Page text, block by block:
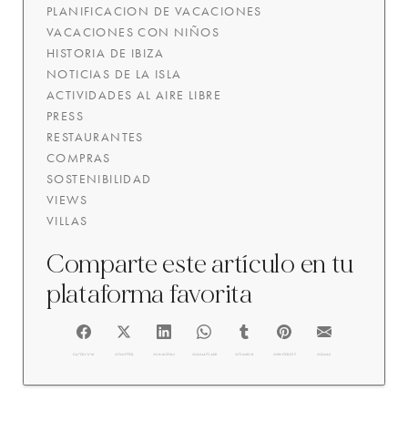
PLANIFICACION DE VACACIONES
VACACIONES CON NIÑOS
HISTORIA DE IBIZA
NOTICIAS DE LA ISLA
ACTIVIDADES AL AIRE LIBRE
PRESS
RESTAURANTES
COMPRAS
SOSTENIBILIDAD
VIEWS
VILLAS
Comparte este artículo en tu
plataforma favorita
FACEBOOK @TWITTER @LINKEDIN @WHATSAPP @TUMBLR @PINTEREST @EMAIL